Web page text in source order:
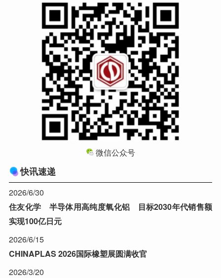
微信公众号
快讯速递
2026/6/30
住友化学 半导体用高纯度氧化铝 目标2030年代销售额
实现100亿日元
2026/6/15
CHINAPLAS 2026国际橡塑展圆满收官
2026/3/20